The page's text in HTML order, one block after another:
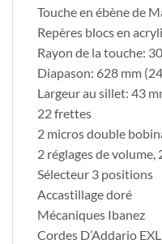
Touche en ébène de
Repères blocs en
Rayon de la touche:
Diapason: 628 mm
Largeur au sillet: 43
22 frettes
2 micros double
2 réglages de
Sélecteur 3 positions
Accastillage doré
Mécaniques Ibanez
Cordes D’Addario